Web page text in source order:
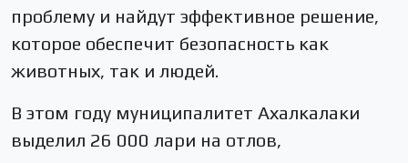
проблему и найдут эффективное решение,
которое обеспечит безопасность как
животных, так и людей.
В этом году муниципалитет Ахалкалаки
выделил 26 000 лари на отлов,